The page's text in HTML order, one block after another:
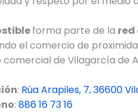
forma parte de la red
el comercio de
de Vilagarcía de
: Rúa Arapiles, 7, 36600
: 886 16 73 16